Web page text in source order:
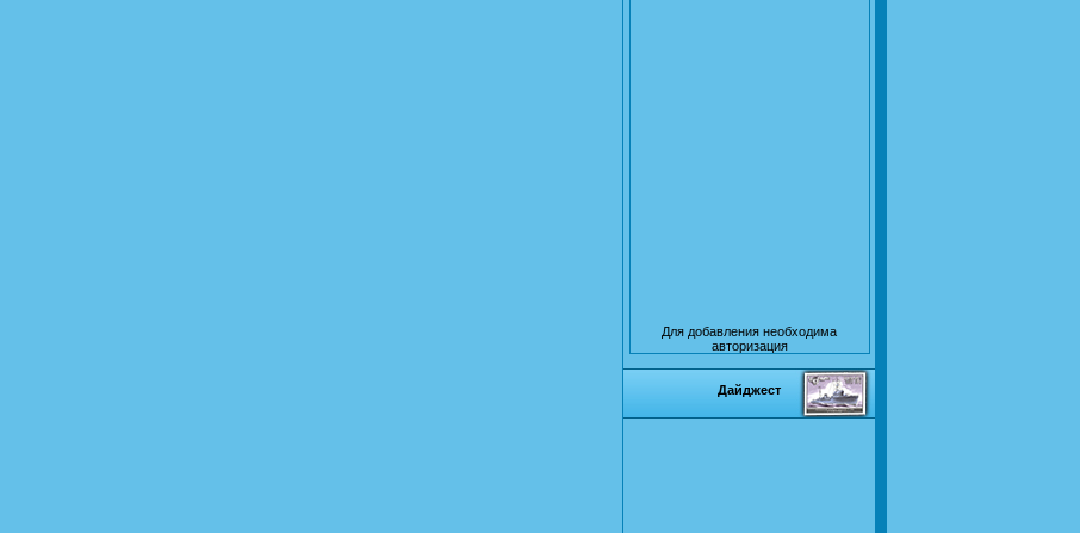
Для добавления необходима
авторизация
Дайджест